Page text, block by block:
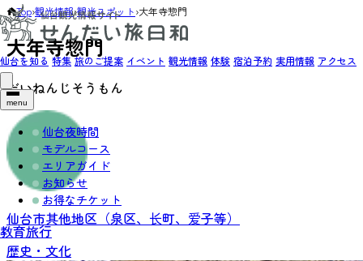
仙台を知る 特集 旅のご提案 イベント 観光情報 体験 宿泊予約 実用情報 アクセス
menu
仙台夜時間
モデルコース
エリアガイド
お知らせ
お得なチケット
教育旅行
Top›観光情報›観光スポット›大年寺惣門
大年寺惣門
だいねんじそうもん
仙台市其他地区（泉区、长町、爱子等）
歴史・文化